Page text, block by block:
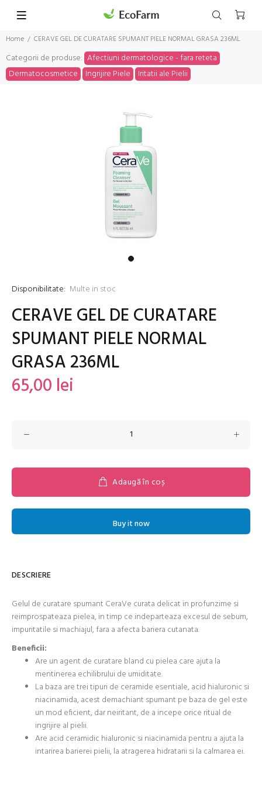
Home CERAVE GEL DE CURATARE SPUMANT PIELE NORMAL GRASA 236ML
Categorii de produse: Afectiuni dermatologice - fara reteta
Dermatocosmetice
Ingrijire Piele Iritatii ale Pielii
Disponibilitate: Multe in stoc
CERAVE GEL DE CURATARE
SPUMANT PIELE NORMAL
GRASA 236ML
65,00 lei
Adaugă în coș
Buy it now
DESCRIERE
Gelul de curatare spumant CeraVe curata delicat in profunzime si
reimprospateaza pielea, in timp ce indeparteaza excesul de sebum,
impuritatile si machiajul, fara a afecta bariera cutanata.
Beneficii:
Are un agent de curatare bland cu pielea care ajuta la
mentinerea echilibrului de umiditate.
La baza are trei tipuri de ceramide esentiale, acid hialuronic si
niacinamida, acest demachiant spumant pe baza de gel este
un mod eficient, dar neiritant, de a incepe orice ritual de
ingrijire al pielii.
Are acid ceramidic hialuronic si niacinamida pentru a ajuta la
intarirea barierei pielii, la atragerea hidratarii si la calmarea ei.